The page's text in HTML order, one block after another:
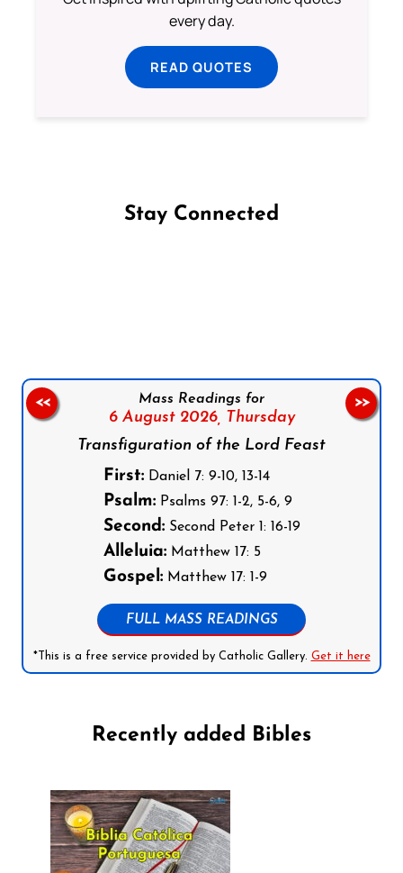
every day.
READ QUOTES
Stay Connected
Mass Readings for
6 August 2026, Thursday
Transfiguration of the Lord Feast
First:Daniel 7: 9-10, 13-14
Psalm:Psalms 97: 1-2, 5-6, 9
Second:Second Peter 1: 16-19
Alleluia:Matthew 17: 5
Gospel:Matthew 17: 1-9
FULL MASS READINGS
*This is a free service provided by Catholic Gallery. Get it here
<< >>
Recently added Bibles